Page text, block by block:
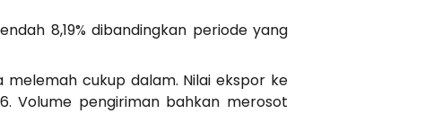
8,19% dibandingkan periode yang
cukup dalam. Nilai ekspor ke
Volume pengiriman bahkan merosot